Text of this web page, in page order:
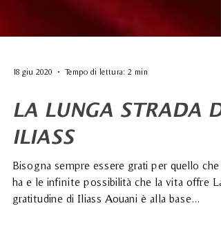
18 giu 2020 Tempo di lettura: 2 min
LA LUNGA STRADA DI
ILIASS
Bisogna sempre essere grati per quello che